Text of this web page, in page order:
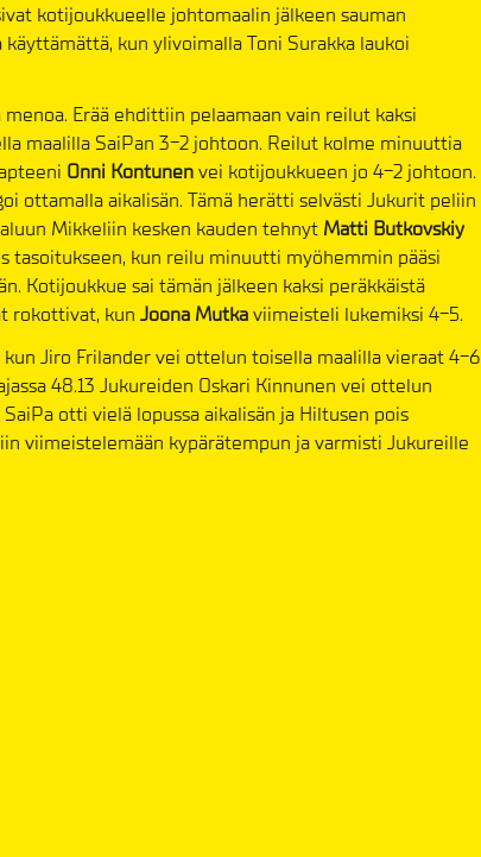
kotijoukkueelle johtomaalin jälkeen sauman
kun ylivoimalla Toni Surakka laukoi
Erää ehdittiin pelaamaan vain reilut kaksi
maalilla SaiPan 3-2 johtoon. Reilut kolme minuuttia
Onni Kontunenvei kotijoukkueen jo 4-2 johtoon.
ottamalla aikalisän. Tämä herätti selvästi Jukurit peliin
Mikkeliin kesken kauden tehnyt Matti Butkovskiy
tasoitukseen, kun reilu minuutti myöhemmin pääsi
Kotijoukkue sai tämän jälkeen kaksi peräkkäistä
rokottivat, kun Joona Mutkaviimeisteli lukemiksi 4-5.
Jiro Frilander vei ottelun toisella maalilla vieraat 4-6
48.13 Jukureiden Oskari Kinnunen vei ottelun
otti vielä lopussa aikalisän ja Hiltusen pois
viimeistelemään kypärätempun ja varmisti Jukureille